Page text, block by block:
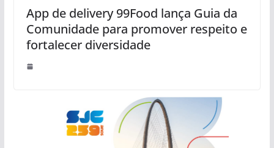
App de delivery 99Food lança Guia da
Comunidade para promover respeito e
fortalecer diversidade